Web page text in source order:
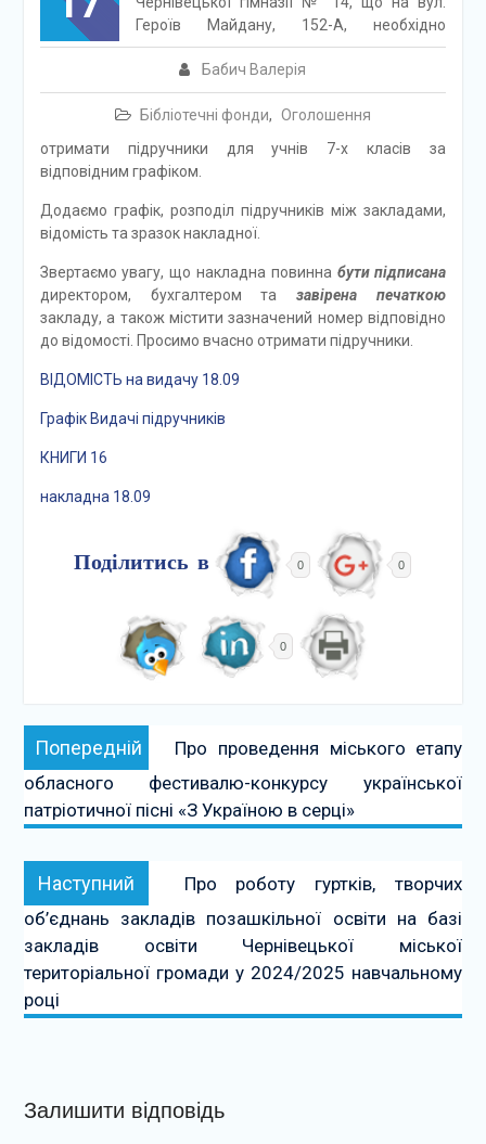
Бабич Валерія
Бібліотечні фонди, Оголошення
Героїв Майдану, 152-А, необхідно
отримати підручники для учнів 7-х класів за
відповідним графіком.
Додаємо графік, розподіл підручників між закладами,
відомість та зразок накладної.
Звертаємо увагу, що накладна повинна бути підписана
директором, бухгалтером тазавірена печаткою
закладу, а також містити зазначений номер відповідно
до відомості. Просимо вчасно отримати підручники.
ВІДОМІСТЬ на видачу 18.09
Графік Видачі підручників
КНИГИ 16
накладна 18.09
Поділитись в 0 0
0
Навігація
записів
Попередній Попередній:
Про проведення міського етапу
обласного фестивалю-конкурсу української
патріотичної пісні «З Україною в серці»
Наступний Наступний:
Про роботу гуртків, творчих
об’єднань закладів позашкільної освіти на базі
закладів освіти Чернівецької міської
територіальної громади у 2024/2025 навчальному
році
Залишити відповідь